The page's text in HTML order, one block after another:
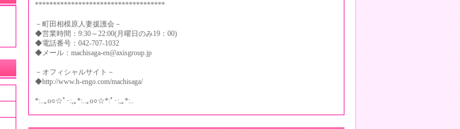
************************************
－町田相模原人妻援護会－
◆営業時間：9:30～22:00(月曜日のみ19：00)
◆電話番号：042-707-1032
◆メール：machisaga-en@axisgroup.jp
－オフィシャルサイト－
◆http://www.h-engo.com/machisaga/
*:..｡o○☆ﾟ･:,｡*:..｡o○☆*:ﾟ･:,｡*:..